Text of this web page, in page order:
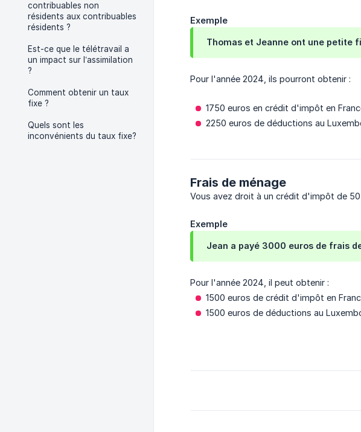
contribuables non
résidents aux contribuables
résidents ?
Est-ce que le télétravail a
un impact sur l’assimilation
?
Comment obtenir un taux
fixe ?
Quels sont les
inconvénients du taux fixe?
Exemple
Thomas et Jeanne ont une petite
Pour l'année 2024, ils pourront obtenir :
1750 euros en crédit d'impôt en
2250 euros de déductions au
Frais de ménage
Vous avez droit à un crédit d'impôt de
Exemple
Jean a payé 3000 euros de frais
Pour l'année 2024, il peut obtenir :
1500 euros de crédit d'impôt en
1500 euros de déductions au